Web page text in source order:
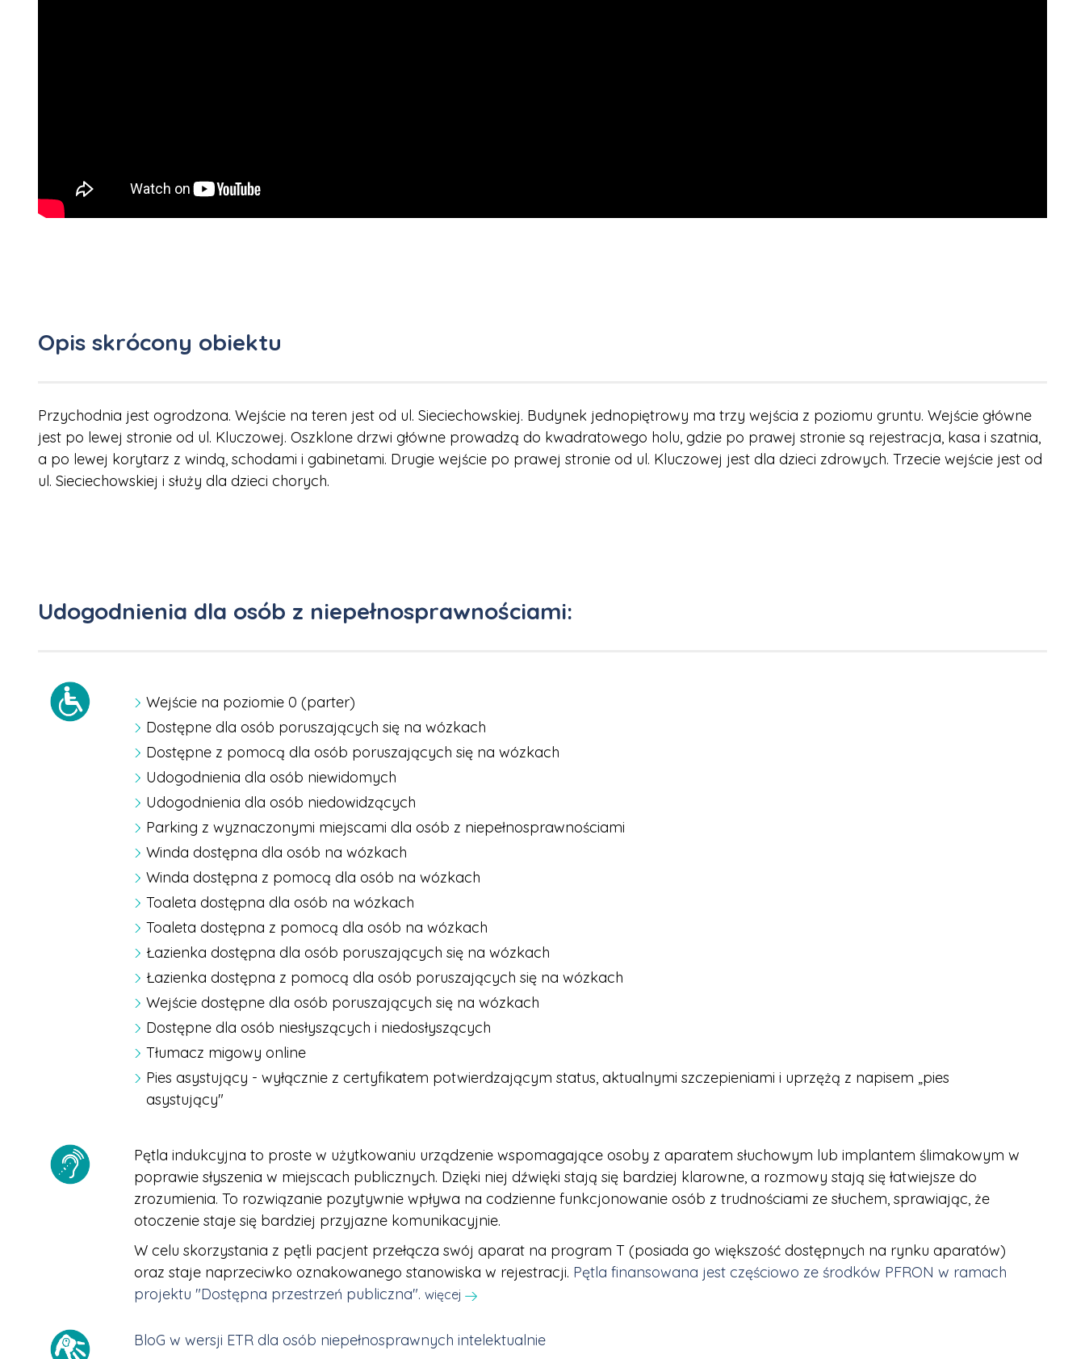
Opis skrócony obiektu
Przychodnia jest ogrodzona. Wejście na teren jest od ul. Sieciechowskiej. Budynek jednopiętrowy ma trzy wejścia z poziomu gruntu. Wejście główne
jest po lewej stronie od ul. Kluczowej. Oszklone drzwi główne prowadzą do kwadratowego holu, gdzie po prawej stronie są rejestracja, kasa i szatnia,
a po lewej korytarz z windą, schodami i gabinetami. Drugie wejście po prawej stronie od ul. Kluczowej jest dla dzieci zdrowych. Trzecie wejście jest od
ul. Sieciechowskiej i służy dla dzieci chorych.
Udogodnienia dla osób z niepełnosprawnościami:
Wejście na poziomie 0 (parter)
Dostępne dla osób poruszających się na wózkach
Dostępne z pomocą dla osób poruszających się na wózkach
Udogodnienia dla osób niewidomych
Udogodnienia dla osób niedowidzących
Parking z wyznaczonymi miejscami dla osób z niepełnosprawnościami
Winda dostępna dla osób na wózkach
Winda dostępna z pomocą dla osób na wózkach
Toaleta dostępna dla osób na wózkach
Toaleta dostępna z pomocą dla osób na wózkach
Łazienka dostępna dla osób poruszających się na wózkach
Łazienka dostępna z pomocą dla osób poruszających się na wózkach
Wejście dostępne dla osób poruszających się na wózkach
Dostępne dla osób niesłyszących i niedosłyszących
Tłumacz migowy online
Pies asystujący - wyłącznie z certyfikatem potwierdzającym status, aktualnymi szczepieniami i uprzężą z napisem „pies
asystujący"
Pętla indukcyjna to proste w użytkowaniu urządzenie wspomagające osoby z aparatem słuchowym lub implantem ślimakowym w
poprawie słyszenia w miejscach publicznych. Dzięki niej dźwięki stają się bardziej klarowne, a rozmowy stają się łatwiejsze do
zrozumienia. To rozwiązanie pozytywnie wpływa na codzienne funkcjonowanie osób z trudnościami ze słuchem, sprawiając, że
otoczenie staje się bardziej przyjazne komunikacyjnie.
W celu skorzystania z pętli pacjent przełącza swój aparat na program T (posiada go większość dostępnych na rynku aparatów)
oraz staje naprzeciwko oznakowanego stanowiska w rejestracji. Pętla finansowana jest częściowo ze środków PFRON w ramach
projektu "Dostępna przestrzeń publiczna". więcej
BloG w wersji ETR dla osób niepełnosprawnych intelektualnie